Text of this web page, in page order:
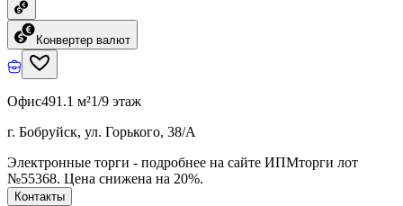
Конвертер валют
Офис491.1 м²1/9 этаж
г. Бобруйск, ул. Горького, 38/А
Электронные торги - подробнее на сайте ИПМторги лот
№55368. Цена снижена на 20%.
Контакты